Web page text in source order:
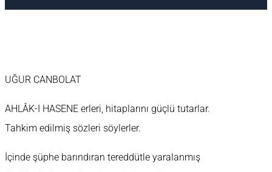
UĞUR CANBOLAT
AHLÂK-I HASENE erleri, hitaplarını güçlü tutarlar.
Tahkim edilmiş sözleri söylerler.
İçinde şüphe barındıran tereddütle yaralanmış